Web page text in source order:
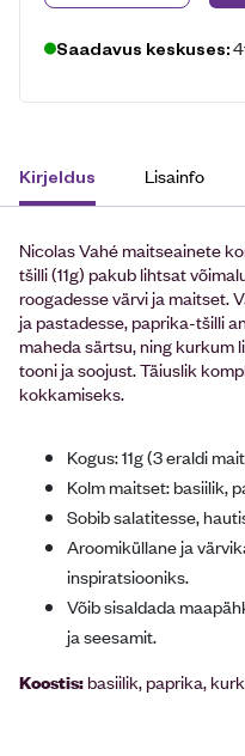
Saadavus keskuses:
Kirjeldus Lisainfo
Nicolas Vahé maitseainete
tšilli (11g) pakub lihtsat
roogadesse värvi ja maitset.
ja pastadesse, paprika-tšilli
maheda särtsu, ning kurkum
tooni ja soojust. Täiuslik
kokkamiseks.
Kogus: 11g (3 eraldi
Kolm maitset: basiilik,
Sobib salatitesse,
Aroomiküllane ja
inspiratsiooniks.
Võib sisaldada
ja seesamit.
Koostis:basiilik, paprika,